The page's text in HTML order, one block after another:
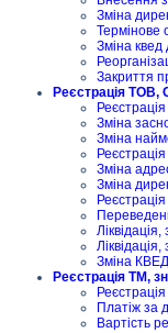
Зміна
Термінове
Зміна квед
Закриття
Реєстрація ТОВ,
Зміна
Зміна
Зміна
Зміна
Зміна КВЕД
Реєстрація ТМ,
Платіж за
Вартість